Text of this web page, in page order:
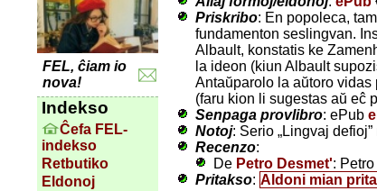
FEL, ĉiam io
nova!
Indekso
Ĉefa FEL-
indekso
Retbutiko
Eldonoj
Priskribo: En popoleca,
fundamenton seslingvan.
Albault, konstatis ke
la ideon (kiun Albault
Antaŭparolo la aŭtoro
(faru kion li sugestas aŭ eĉ
Senpaga provlibro: ePub
Notoj: Serio „Lingvaj defioj”
Recenzo:
De Petro Desmet':
Pritakso: Aldoni mian